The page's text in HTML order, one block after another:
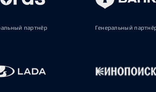
партнёр Генеральный